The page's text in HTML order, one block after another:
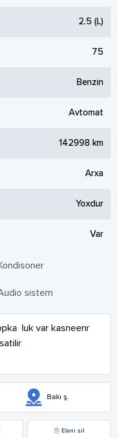
2.5 (L)
75
Benzin
Avtomat
142998 km
Arxa
Yoxdur
Var
sistem
luk var kasneenr
Bakı ş.
Elanı sil